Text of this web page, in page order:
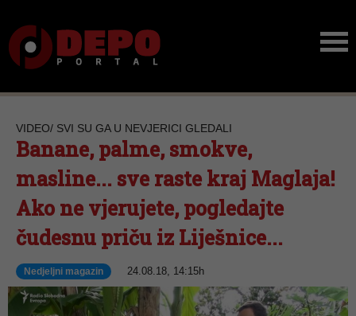
VIDEO/ SVI SU GA U NEVJERICI GLEDALI
Banane, palme, smokve,
masline... sve raste kraj Maglaja!
Ako ne vjerujete, pogledajte
čudesnu priču iz Liješnice...
Nedjeljni magazin 24.08.18, 14:15h